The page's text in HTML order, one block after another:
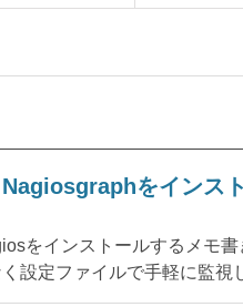
をインス
をインストールするメモ
設定ファイルで手軽に監